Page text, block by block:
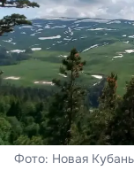
Фото: Новая Кубань